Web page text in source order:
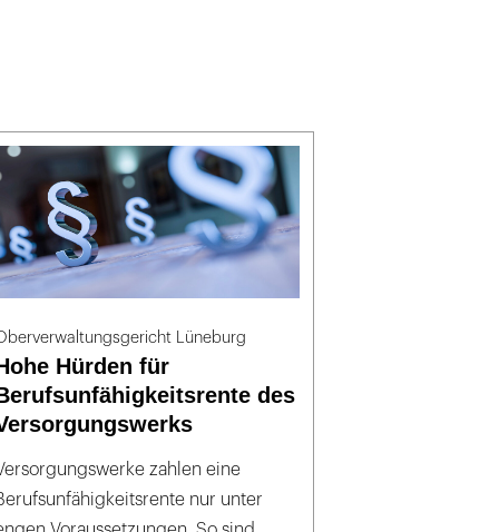
Lüneburg
Hürden für
des
zahlen eine
nur unter